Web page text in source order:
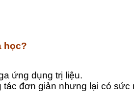
học?
ứng dụng trị liệu.
đơn giản nhưng lại có